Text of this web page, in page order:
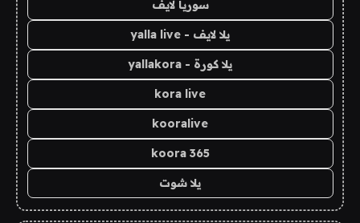
سوريا لايف
يلا لايف - yalla live
يلا كورة - yallakora
kora live
kooralive
koora 365
يلا شوت